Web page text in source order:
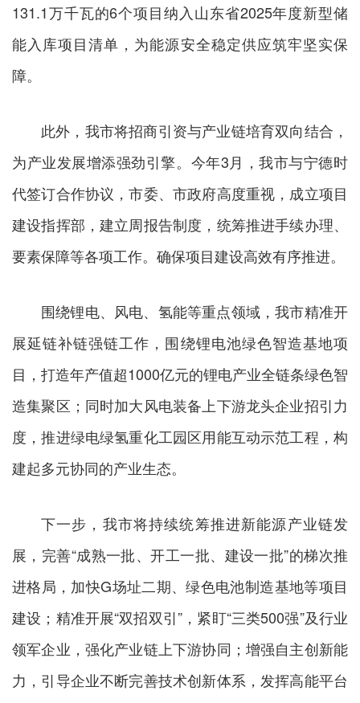
131.1万千瓦的6个项目纳入山东省2025年度新型储
能入库项目清单，为能源安全稳定供应筑牢坚实保
障。
此外，我市将招商引资与产业链培育双向结合，
为产业发展增添强劲引擎。今年3月，我市与宁德时
代签订合作协议，市委、市政府高度重视，成立项目
建设指挥部，建立周报告制度，统筹推进手续办理、
要素保障等各项工作。确保项目建设高效有序推进。
围绕锂电、风电、氢能等重点领域，我市精准开
展延链补链强链工作，围绕锂电池绿色智造基地项
目，打造年产值超1000亿元的锂电产业全链条绿色智
造集聚区；同时加大风电装备上下游龙头企业招引力
度，推进绿电绿氢重化工园区用能互动示范工程，构
建起多元协同的产业生态。
下一步，我市将持续统筹推进新能源产业链发
展，完善“成熟一批、开工一批、建设一批”的梯次推
进格局，加快G场址二期、绿色电池制造基地等项目
建设；精准开展“双招双引”，紧盯“三类500强”及行业
领军企业，强化产业链上下游协同；增强自主创新能
力，引导企业不断完善技术创新体系，发挥高能平台